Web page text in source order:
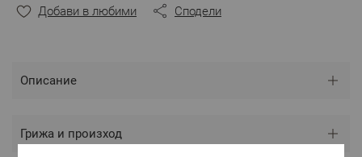
Добави в любими Сподели
Описание
Грижа и произход